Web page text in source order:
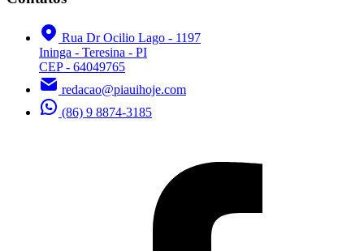
Rua Dr Ocilio Lago - 1197
Ininga - Teresina - PI
CEP - 64049765
redacao@piauihoje.com
(86) 9 8874-3185